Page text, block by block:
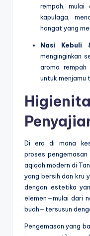
rempah, mulai
kapulaga,
hangat yang
Nasi Kebuli
menginginkan
aroma
untuk menjamu
Di era di mana
proses
aqiqah modern di
yang bersih dan kru
dengan estetika
elemen—mulai dari
buah—tersusun
Pengemasan yang